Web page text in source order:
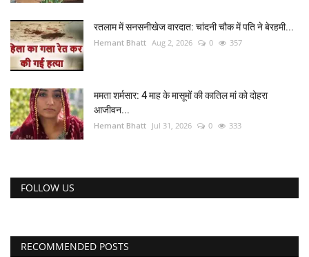
रतलाम में सनसनीखेज वारदात: चांदनी चौक में पति ने बेरहमी...
Hemant Bhatt Aug 2, 2026 0 357
ममता शर्मसार: 4 माह के मासूमों की कातिल मां को दोहरा
आजीवन...
Hemant Bhatt Jul 31, 2026 0 333
FOLLOW US
RECOMMENDED POSTS